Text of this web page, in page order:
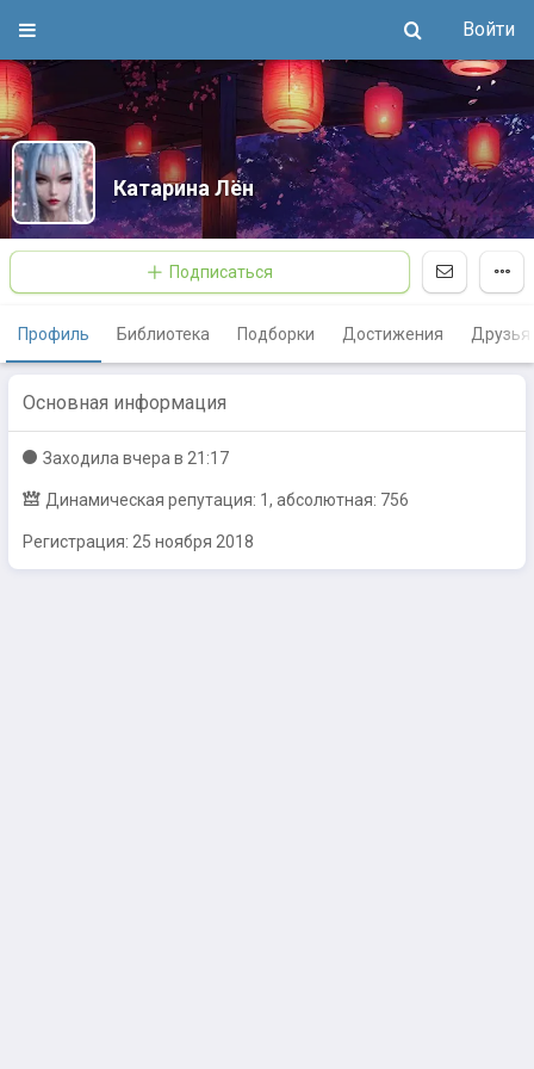
Войти
Катарина Лён
Подписаться
Профиль Библиотека Подборки Достижения Друзья
Основная информация
Заходилa вчера в 21:17
Динамическая репутация: 1, абсолютная: 756
Регистрация: 25 ноября 2018